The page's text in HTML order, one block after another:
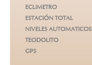
ECLIMETRO
ESTACIÓN TOTAL
NIVELES AUTOMATICOS
TEODOLITO
GPS